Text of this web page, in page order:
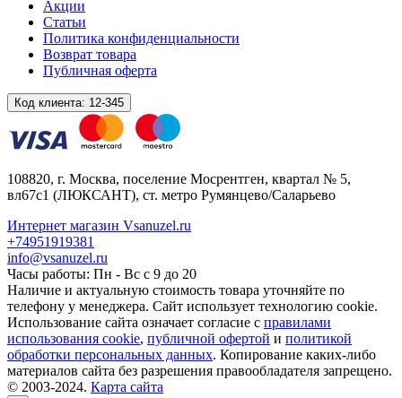
Акции
Статьи
Политика конфиденциальности
Возврат товара
Публичная оферта
Код клиента: 12-345
108820, г. Москва, поселение Мосрентген, квартал № 5,
вл67с1 (ЛЮКСАНТ), ст. метро Румянцево/Саларьево
Интернет магазин Vsanuzel.ru
+74951919381
info@vsanuzel.ru
Часы работы: Пн - Вс с 9 до 20
Наличие и актуальную стоимость товара уточняйте по
телефону у менеджера. Сайт использует технологию cookie.
Использование сайта означает согласие с правилами
использования cookie, публичной офертой и политикой
обработки персональных данных. Копирование каких-либо
материалов сайта без разрешения правообладателя запрещено.
© 2003-2024. Карта сайта